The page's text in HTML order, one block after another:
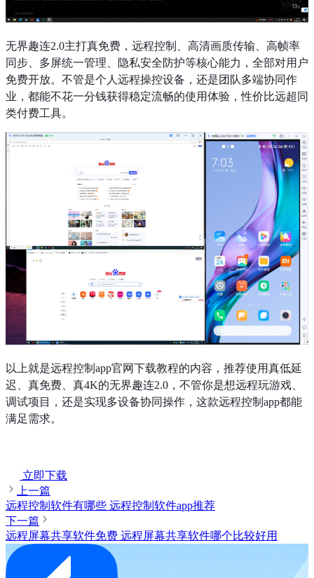
无界趣连2.0主打真免费，远程控制、高清画质传输、高帧率
同步、多屏统一管理、隐私安全防护等核心能力，全部对用户
免费开放。不管是个人远程操控设备，还是团队多端协同作
业，都能不花一分钱获得稳定流畅的使用体验，性价比远超同
类付费工具。
以上就是远程控制app官网下载教程的内容，推荐使用真低延
迟、真免费、真4K的无界趣连2.0，不管你是想远程玩游戏、
调试项目，还是实现多设备协同操作，这款远程控制app都能
满足需求。
立即下载
上一篇
远程控制软件有哪些 远程控制软件app推荐
下一篇
远程屏幕共享软件免费 远程屏幕共享软件哪个比较好用